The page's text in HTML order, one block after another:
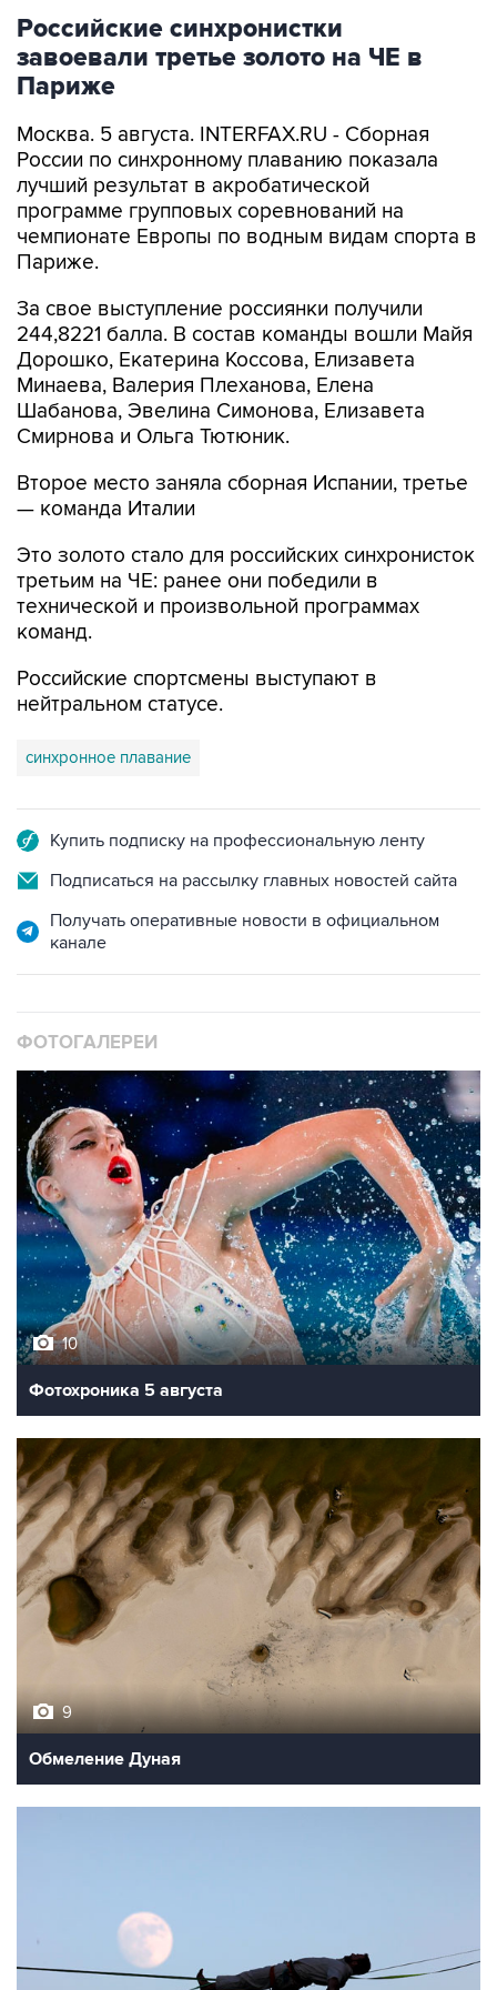
Российские синхронистки
завоевали третье золото на ЧЕ в
Париже
Москва. 5 августа. INTERFAX.RU - Сборная
России по синхронному плаванию показала
лучший результат в акробатической
программе групповых соревнований на
чемпионате Европы по водным видам спорта в
Париже.
За свое выступление россиянки получили
244,8221 балла. В состав команды вошли Майя
Дорошко, Екатерина Коссова, Елизавета
Минаева, Валерия Плеханова, Елена
Шабанова, Эвелина Симонова, Елизавета
Смирнова и Ольга Тютюник.
Второе место заняла сборная Испании, третье
— команда Италии
Это золото стало для российских синхронисток
третьим на ЧЕ: ранее они победили в
технической и произвольной программах
команд.
Российские спортсмены выступают в
нейтральном статусе.
синхронное плавание
Купить подписку на профессиональную ленту
Подписаться на рассылку главных новостей сайта
Получать оперативные новости в официальном
канале
ФОТОГАЛЕРЕИ
10
Фотохроника 5 августа
9
Обмеление Дуная